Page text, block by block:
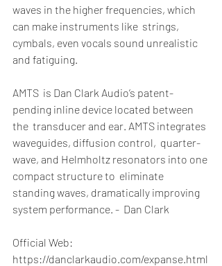
waves in the higher frequencies, which
can make instruments like  strings,
cymbals, even vocals sound unrealistic
and fatiguing.
AMTS  is Dan Clark Audio’s patent-
pending inline device located between
the  transducer and ear. AMTS integrates
waveguides, diffusion control,  quarter-
wave, and Helmholtz resonators into one
compact structure to  eliminate
standing waves, dramatically improving
system performance. -  Dan Clark
Official Web:
https://danclarkaudio.com/expanse.html